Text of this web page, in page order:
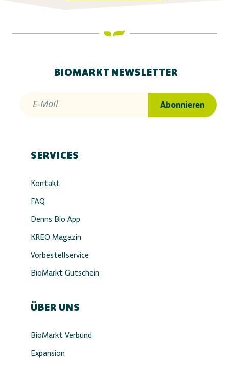
BIOMARKT NEWSLETTER
E-Mail Abonnieren
SERVICES
Kontakt
FAQ
Denns Bio App
KREO Magazin
Vorbestellservice
BioMarkt Gutschein
ÜBER UNS
BioMarkt Verbund
Expansion